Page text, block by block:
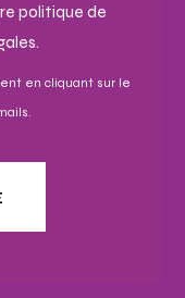
politique de
en cliquant sur le